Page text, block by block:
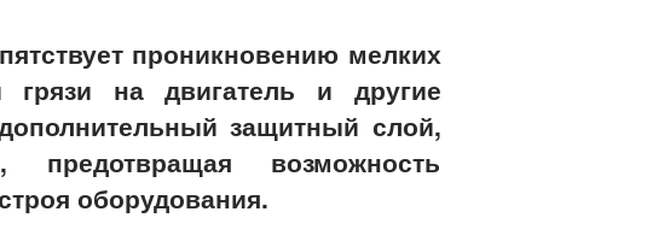
проникновению мелких
на двигатель и другие
защитный слой,
возможность
оборудования.